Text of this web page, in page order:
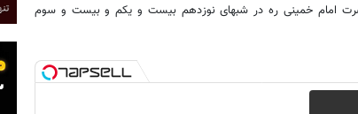
امام خمینی ره در شبهای نوزدهم بیست و یکم و بیست و سوم